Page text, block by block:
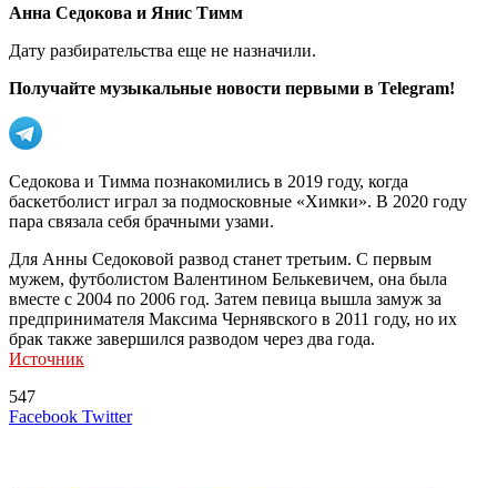
Анна Седокова и Янис Тимм
Дату разбирательства еще не назначили.
Получайте музыкальные новости первыми в Telegram!
Седокова и Тимма познакомились в 2019 году, когда
баскетболист играл за подмосковные «Химки». В 2020 году
пара связала себя брачными узами.
Для Анны Седоковой развод станет третьим. С первым
мужем, футболистом Валентином Белькевичем, она была
вместе с 2004 по 2006 год. Затем певица вышла замуж за
предпринимателя Максима Чернявского в 2011 году, но их
брак также завершился разводом через два года.
Источник
547
Facebook TwitterLinkedIn
Tumblr
Reddit
Вконтакте
Одноклассники
Skype
Messenger
Messenger
WhatsApp
Telegram
Viber
Line
Поделиться
Печатать